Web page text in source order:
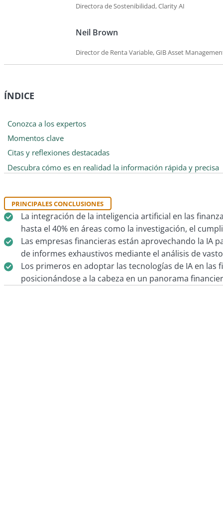
Directora de Sostenibilidad, Clarity AI
Neil Brown
Director de Renta Variable, GIB Asset
ÍNDICE
Conozca a los expertos
Momentos clave
Citas y reflexiones destacadas
Descubra cómo es en realidad la información rápida y precisa
PRINCIPALES CONCLUSIONES
La integración de la inteligencia artificial en las
hasta el 40% en áreas como la investigación, el
Las empresas financieras están aprovechando la
de informes exhaustivos mediante el análisis de
Los primeros en adoptar las tecnologías de IA en
posicionándose a la cabeza en un panorama